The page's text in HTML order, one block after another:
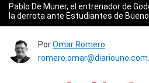
Pablo De Muner, el entrenador de
la derrota ante Estudiantes de
PorOmar Romero